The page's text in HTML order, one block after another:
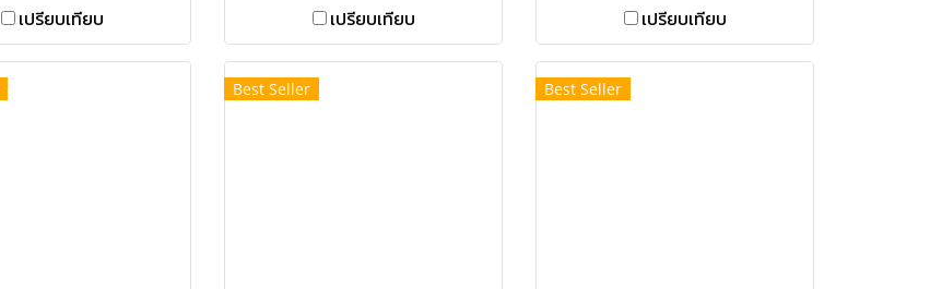
เปรียบเทียบ เปรียบเทียบ เปรียบเทียบ
Best Seller Best Seller